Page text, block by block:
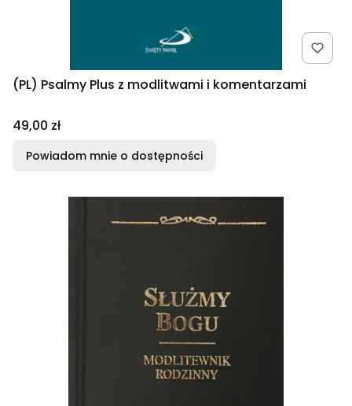
(PL) Psalmy Plus z modlitwami i komentarzami
Cena
49,00 zł
Powiadom mnie o dostępności